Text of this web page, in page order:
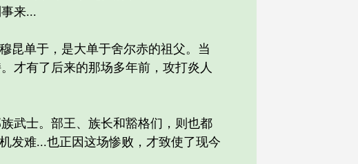
来...
单于，是大单于舍尔赤的祖父。当
才有了后来的那场多年前，攻打炎人
武士。部王、族长和豁格们，则也都
发难...也正因这场惨败，才致使了现今